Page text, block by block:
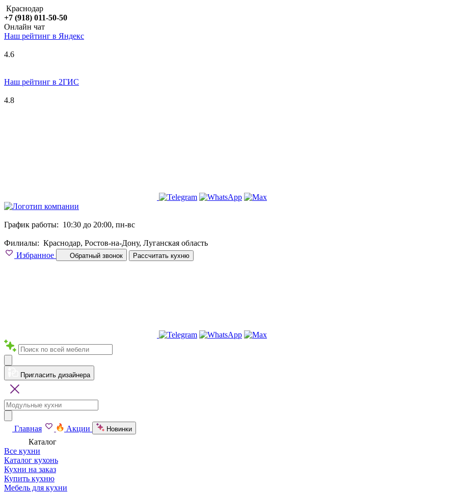
Краснодар
+7 (918) 011-50-50
Онлайн чат
Наш рейтинг в Яндекс
4.6
Наш рейтинг в 2ГИС
4.8
График работы: 10:30 до 20:00, пн-вс
Филиалы: Краснодар, Ростов-на-Дону, Луганская область
Избранное
Обратный звонок Рассчитать кухню
Пригласить дизайнера
Главная Акции Новинки
Каталог
Все кухни
Каталог кухонь
Кухни на заказ
Купить кухню
Мебель для кухни